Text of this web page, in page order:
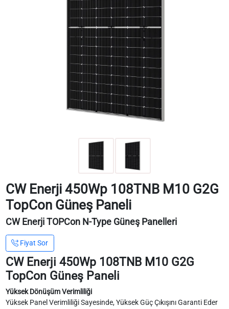
CW Enerji 450Wp 108TNB M10 G2G
TopCon Güneş Paneli
CW Enerji TOPCon N-Type Güneş Panelleri
Fiyat Sor
CW Enerji 450Wp 108TNB M10 G2G
TopCon Güneş Paneli
Yüksek Dönüşüm Verimliliği
Yüksek Panel Verimliliği Sayesinde, Yüksek Güç Çıkışını Garanti Eder